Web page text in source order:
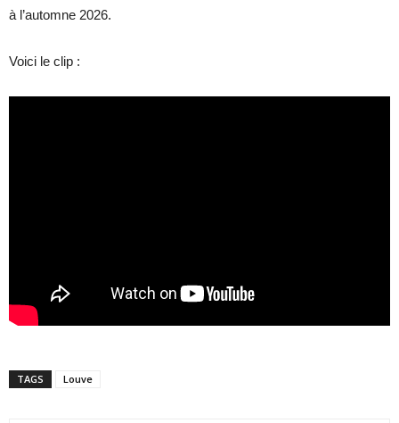
à l’automne 2026.
Voici le clip :
TAGS Louve